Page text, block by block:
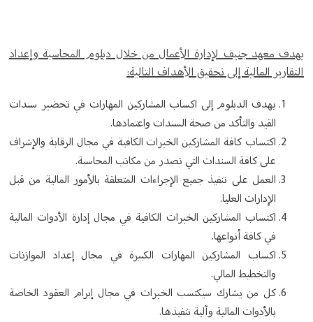
يهدف معهد جنيف لإدارة الأعمال من خلال دبلوم المحاسبة وإعداد
التقارير المالية إلى تحقيق الأهداف التالية:
يهدف الدبلوم إلى اكساب المشاركين المهارات في تحضير سندات
القيد والتأكد من صحة السندات واعتمادها.
اكتساب كافة المشاركين الخبرات الكافية في مجال الرقابة والإشراف
على كافة السندات التي تصدر من مكاتب المحاسبة.
العمل على تنفيذ جميع الإجراءات المتعلقة بالأمور المالية من قبل
الإدارات العليا.
اكتساب المشاركين الخبرات الكافية في مجال إدارة الأدوات المالية
في كافة أنواعها.
اكساب المشاركين المهارات الكبيرة في مجال إعداد الموازنات
والتخطيط المالي.
كل من يشارك سيكتسب الخبرات في مجال إبرام العقود الخاصة
بالأدوات المالية وآلية تنفيذها.